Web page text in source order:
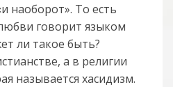
наоборот». То есть
говорит языком
ли такое быть?
а в религии
называется хасидизм.